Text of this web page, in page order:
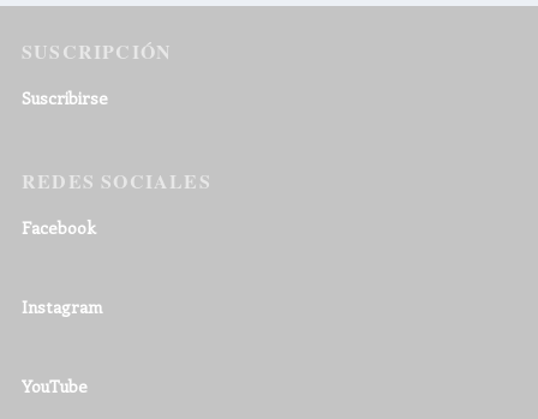
SUSCRIPCIÓN
Suscribirse
REDES SOCIALES
Facebook
Instagram
YouTube